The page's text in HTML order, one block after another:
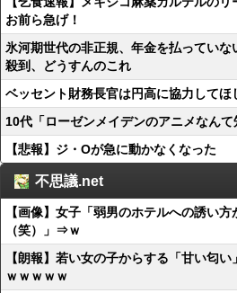
お前ら急げ！
氷河期世代の非正規、年金を払ってい
殺到、どうすんのこれ
ベッセント財務長官は円高に協力してほ
10代「ローゼンメイデンのアニメなんて
【悲報】ジ・Oが急に動かなくなった
不思議.net
【画像】女子「弱男のホテルへの誘い
（笑）」⇒ｗ
【朗報】若い女の子からする「甘い匂
ｗｗｗｗｗ